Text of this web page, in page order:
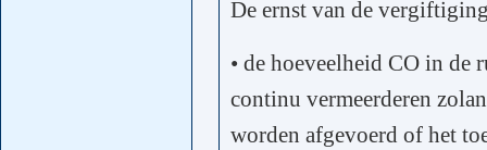
De ernst van de
• de hoeveelheid CO in de
continu vermeerderen
worden afgevoerd of het